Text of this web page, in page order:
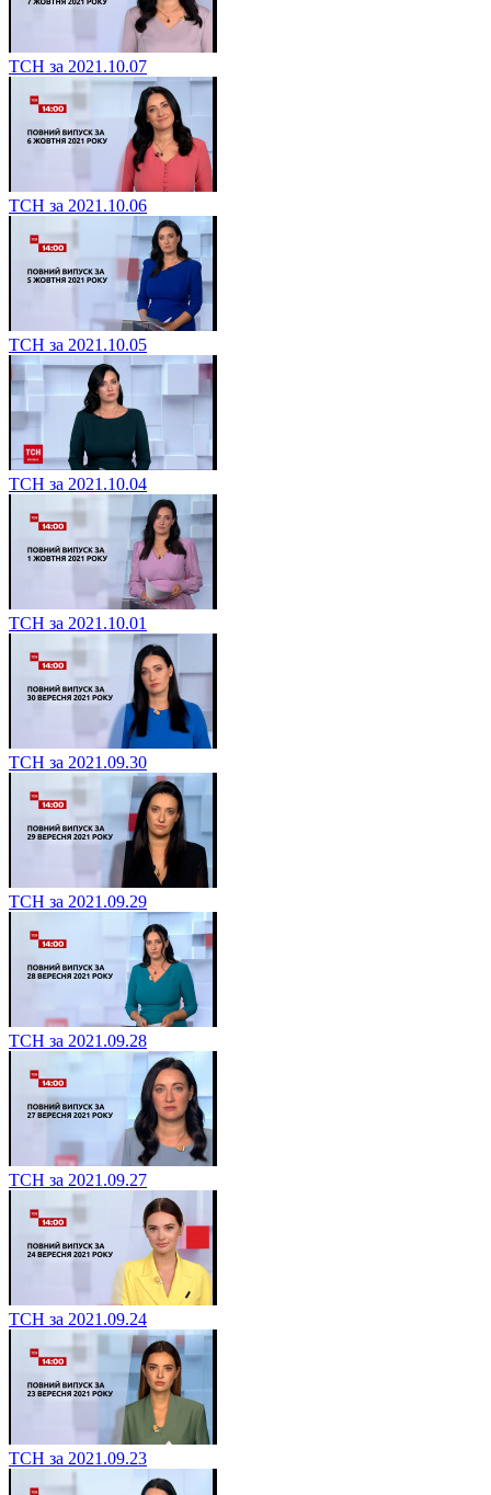
ТСН за 2021.10.07
ТСН за 2021.10.06
ТСН за 2021.10.05
ТСН за 2021.10.04
ТСН за 2021.10.01
ТСН за 2021.09.30
ТСН за 2021.09.29
ТСН за 2021.09.28
ТСН за 2021.09.27
ТСН за 2021.09.24
ТСН за 2021.09.23